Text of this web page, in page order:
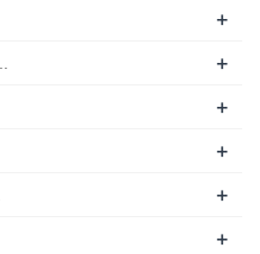
+
+
+
+
+
+